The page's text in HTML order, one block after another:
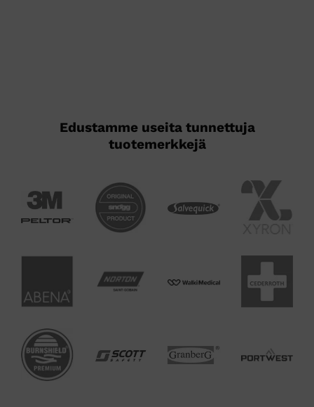
Edustamme useita tunnettuja
tuotemerkkejä